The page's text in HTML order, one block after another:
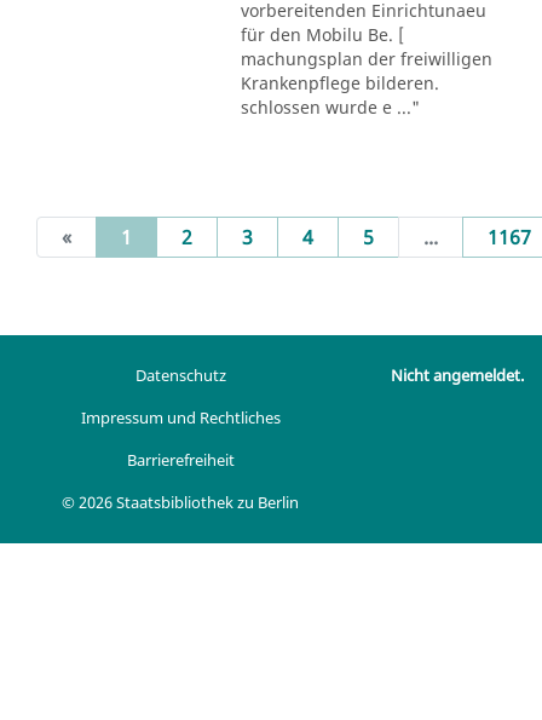
vorbereitenden Einrichtunaeu
für den Mobilu Be. [
machungsplan der freiwilligen
Krankenpflege bilderen.
schlossen wurde e ..."
« 1 (current)
2 3 4 5 ... 1167
Datenschutz
Impressum und Rechtliches
Barrierefreiheit
© 2026 Staatsbibliothek zu Berlin
Nicht angemeldet.